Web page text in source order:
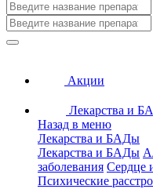
Акции
Лекарства и
Назад в меню
Лекарства и БАДы
Лекарства и БАДы
заболевания Сердце
Психические